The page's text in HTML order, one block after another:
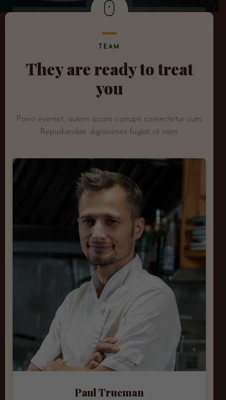
TEAM
They are ready to treat
you
Porro eveniet, autem ipsam corrupti consectetur cum.
Repudiandae dignissimos fugiat sit nam.
Paul Trueman